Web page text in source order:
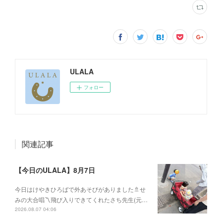
ULALA
フォロー
関連記事
【今日のULALA】8月7日
今日はけやきひろばで外あそびがありました🚿せ
みの大合唱〽飛び入りできてくれたさち先生(元…
2026.08.07 04:06